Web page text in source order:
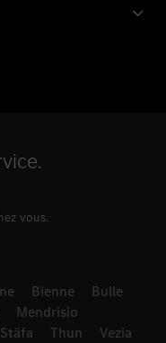
vous.
Bienne
Bulle
Mendrisio
Stäfa Thun
Vezia